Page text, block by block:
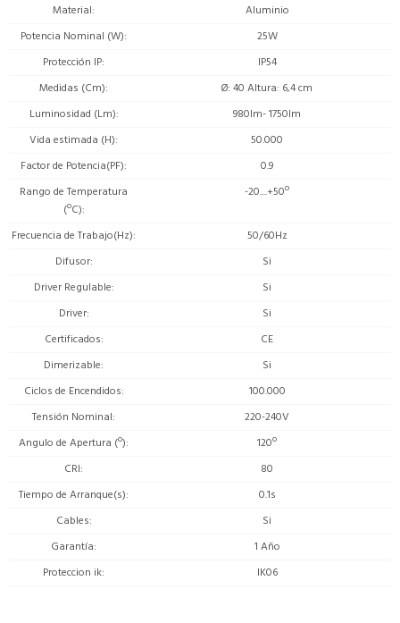
Material
Aluminio
Potencia Nominal (W)
25W
Protección IP
IP54
Medidas (Cm)
Ø: 40 Altura: 6,4 cm
Luminosidad (Lm)
980lm- 1750lm
Vida estimada (H)
50.000
Factor de Potencia(PF)
0.9
Rango de Temperatura
(ºC)
-20....+50º
Frecuencia de Trabajo(Hz)
50/60Hz
Difusor
Si
Driver Regulable
Si
Driver
Si
Certificados
CE
Dimerizable
Si
Ciclos de Encendidos
100.000
Tensión Nominal
220-240V
Angulo de Apertura (º)
120º
CRI
80
Tiempo de Arranque(s)
0.1s
Cables
Si
Garantía
1 Año
Proteccion ik
IK06